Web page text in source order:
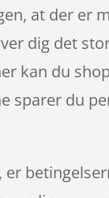
at der
dig det
kan du
sparer du